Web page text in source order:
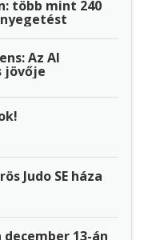
több mint 240
Az AI
jövője
Judo SE háza
december 13-án